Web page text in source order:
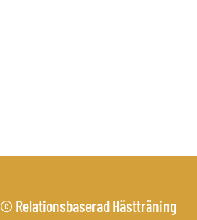
© Relationsbaserad Hästträning